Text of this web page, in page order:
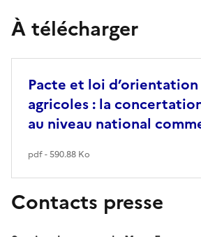
À télécharger
Pacte et loi d’orientation
agricoles : la
au niveau national
pdf - 590.88 Ko
Contacts presse